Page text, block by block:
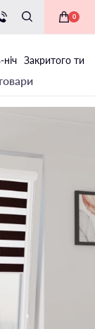
0
Закритого